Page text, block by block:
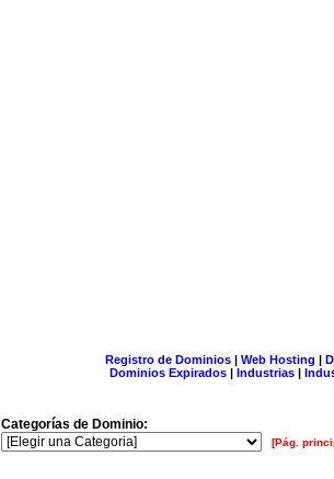
Registro de Dominios| Web Hosting |
Dominios Expirados | Industrias |
Categorías de Dominio:
[Pág.